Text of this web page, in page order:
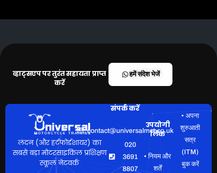
व्हाट्सएप पर तुरंत सहायता प्राप्त
करें
हमें संदेश भेजें
लंदन (और हर्टफोर्डशायर) का
सबसे बड़ा मोटरसाइकिल प्रशिक्षण
स्कूल नेटवर्क
संपर्क करें
contact@universalmct.co.uk
020
3691
8807
उपयोगी
लिंक
• नियम और
शर्तें
• अपना
शुरुआती
सत्र
(ITM)
बुक करें